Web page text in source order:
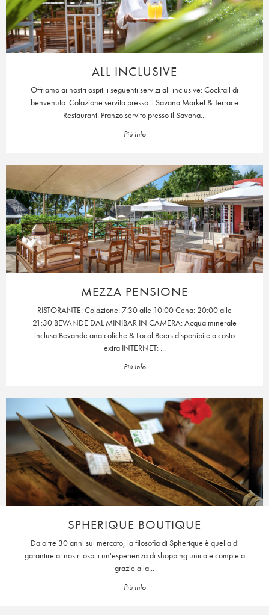
ALL INCLUSIVE
Offriamo ai nostri ospiti i seguenti servizi all-inclusive: Cocktail di
benvenuto. Colazione servita presso il Savana Market & Terrace
Restaurant. Pranzo servito presso il Savana...
Più info
MEZZA PENSIONE
RISTORANTE: Colazione: 7:30 alle 10:00 Cena: 20:00 alle
21:30 BEVANDE DAL MINIBAR IN CAMERA: Acqua minerale
inclusa Bevande analcoliche & Local Beers disponibile a costo
extra INTERNET: ...
Più info
SPHERIQUE BOUTIQUE
Da oltre 30 anni sul mercato, la filosofia di Spherique è quella di
garantire ai nostri ospiti un'esperienza di shopping unica e completa
grazie alla...
Più info